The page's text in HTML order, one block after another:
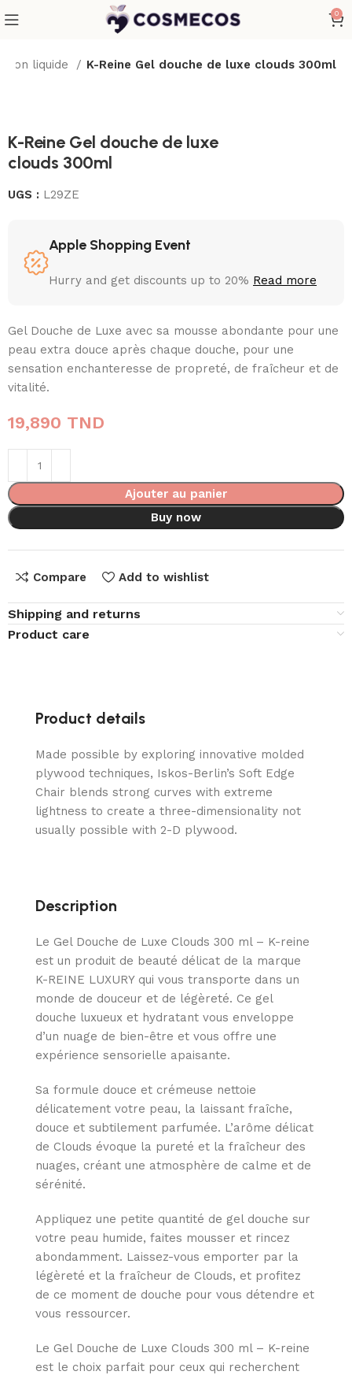
0
liquide K-Reine Gel douche de luxe clouds 300ml
K-Reine Gel douche de luxe
clouds 300ml
UGS : L29ZE
Apple Shopping Event
Hurry and get discounts up to 20% Read more
Gel Douche de Luxe avec sa mousse abondante pour une
peau extra douce après chaque douche, pour une
sensation enchanteresse de propreté, de fraîcheur et de
vitalité.
19,890 TND
Ajouter au panier
Buy now
Compare Add to wishlist
Shipping and returns
Product care
Product details
Made possible by exploring innovative molded
plywood techniques, Iskos-Berlin’s Soft Edge
Chair blends strong curves with extreme
lightness to create a three-dimensionality not
usually possible with 2-D plywood.
Description
Le Gel Douche de Luxe Clouds 300 ml – K-reine
est un produit de beauté délicat de la marque
K-REINE LUXURY qui vous transporte dans un
monde de douceur et de légèreté. Ce gel
douche luxueux et hydratant vous enveloppe
d’un nuage de bien-être et vous offre une
expérience sensorielle apaisante.
Sa formule douce et crémeuse nettoie
délicatement votre peau, la laissant fraîche,
douce et subtilement parfumée. L’arôme délicat
de Clouds évoque la pureté et la fraîcheur des
nuages, créant une atmosphère de calme et de
sérénité.
Appliquez une petite quantité de gel douche sur
votre peau humide, faites mousser et rincez
abondamment. Laissez-vous emporter par la
légèreté et la fraîcheur de Clouds, et profitez
de ce moment de douche pour vous détendre et
vous ressourcer.
Le Gel Douche de Luxe Clouds 300 ml – K-reine
est le choix parfait pour ceux qui recherchent